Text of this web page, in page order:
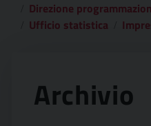
Direzione programmazione strategica – statistica –
Ufficio statistica
Archivio